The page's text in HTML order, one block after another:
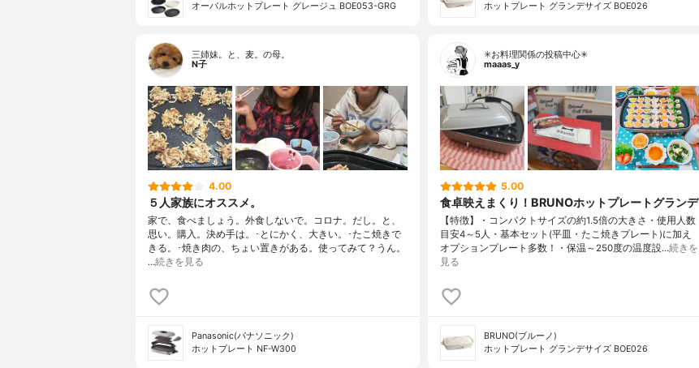
オーバルホットプレート グレージュ BOE053-GRG
ホットプレート グランデサイズ BOE026
三姉妹。と、麦。の母。
N子
4.00
５人家族にオススメ。
家で、食べましょう。外食しないで。コロナ。だし。と、
思い。購入。決め手は。･とにかく、大きい。･たこ焼きで
きる。･焼き肉の、ちょい置きがある。使ってみて？うん。
…続きを見る
Panasonic(パナソニック)
ホットプレート NF-W300
✳お料理関係の投稿中心✳
maaas_y
5.00
食卓映えまくり！BRUNOホットプレートグランデ
【特徴】・コンパクトサイズの約1.5倍の大きさ・使用人数
目安4～5人・基本セット(平皿・たこ焼きプレート)に加え
オプションプレート多数！・保温～250度の温度設…続きを
見る
BRUNO(ブルーノ)
ホットプレート グランデサイズ BOE026